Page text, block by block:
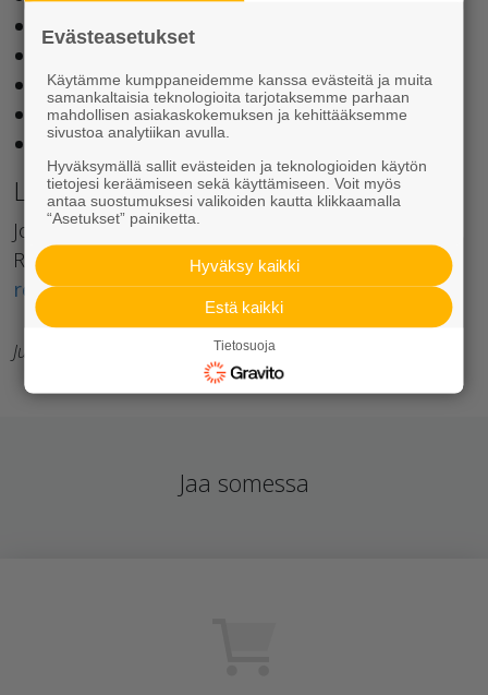
Pinta-ala: 25 000 m
Pääurakoitsija: Mapri Ehitus
Rudus AS toimitti valmisbetonia 11 000 m
Kokonaiskustannus noin 24 miljoonaa euroa
Lisätietoja:
Johtaja Rene Raamat
Rudus AS
rene.raamat@rudus.ee
Julkaisija: Rudus Pro
Jaa somessa
Evästeasetukset
Käytämme kumppaneidemme kanssa evästeitä ja muita
samankaltaisia teknologioita tarjotaksemme parhaan
mahdollisen asiakaskokemuksen ja kehittääksemme
sivustoa analytiikan avulla.
Hyväksymällä sallit evästeiden ja teknologioiden käytön
tietojesi keräämiseen sekä käyttämiseen. Voit myös
antaa suostumuksesi valikoiden kautta klikkaamalla
“Asetukset” painiketta.
Hyväksy kaikki
Estä kaikki
Tietosuoja